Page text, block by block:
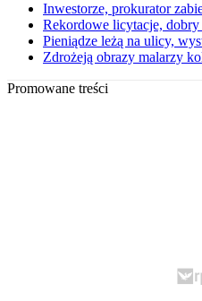
Inwestorze, prokurator
Rekordowe licytacje, dobry
Pieniądze leżą na ulicy,
Zdrożeją obrazy malarzy
Promowane treści